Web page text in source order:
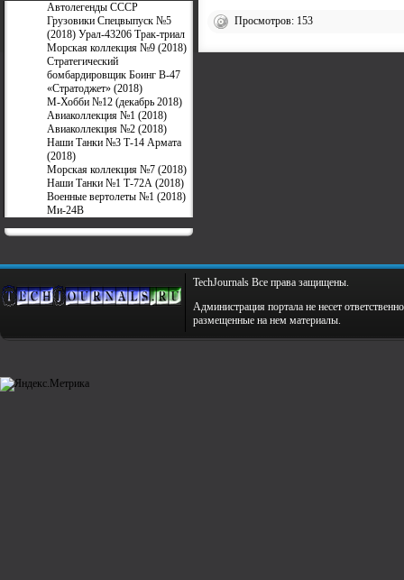
Просмотров: 153
Автолегенды СССР
Грузовики Спецвыпуск №5
(2018) Урал-43206 Трак-триал
Морская коллекция №9 (2018)
Стратегический
бомбардировщик Боинг В-47
«Стратоджет» (2018)
М-Хобби №12 (декабрь 2018)
Авиаколлекция №1 (2018)
Авиаколлекция №2 (2018)
Наши Танки №3 Т-14 Армата
(2018)
Морская коллекция №7 (2018)
Наши Танки №1 Т-72А (2018)
Военные вертолеты №1 (2018)
Ми-24В
TechJournals Все права защищены.
Администрация портала не несет
размещенные на нем материалы.